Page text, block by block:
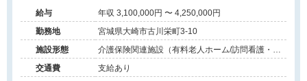
給与
年収 3,100,000円 〜 4,250,000円
勤務地
宮城県大崎市古川栄町3-10
施設形態
介護保険関連施設（有料老人ホーム/訪問看護・リ
ハ）
交通費 支給あり